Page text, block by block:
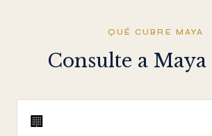
QUÉ CUBRE MAYA
Consulte a Maya
🏢